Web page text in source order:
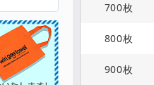
700枚
800枚
900枚